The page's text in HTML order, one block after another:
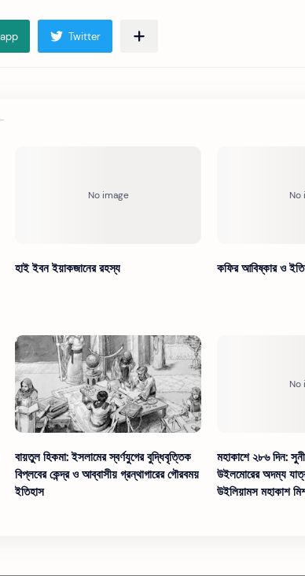
হাই ইবন ইয়াকজানের রহস্য কফির আবিষ্কার ও
বায়তুল হিকমা: ইসলামের স্বর্ণযুগের বুদ্ধিবৃত্তিক
বিপ্লবের কেন্দ্র ও আব্বাসীয় গ্রন্থাগারের গৌরবময়
ইতিহাস
মহাকাশে ২৮৬ দিন:
উইলমোরের অদম্য
উইলিয়ামস মহাকাশ